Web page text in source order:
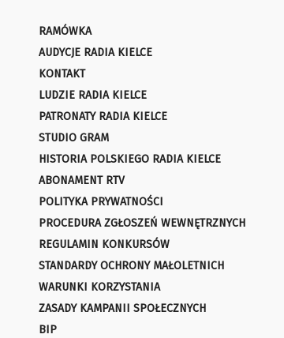
RAMÓWKA
AUDYCJE RADIA KIELCE
KONTAKT
LUDZIE RADIA KIELCE
PATRONATY RADIA KIELCE
STUDIO GRAM
HISTORIA POLSKIEGO RADIA KIELCE
ABONAMENT RTV
POLITYKA PRYWATNOŚCI
PROCEDURA ZGŁOSZEŃ WEWNĘTRZNYCH
REGULAMIN KONKURSÓW
STANDARDY OCHRONY MAŁOLETNICH
WARUNKI KORZYSTANIA
ZASADY KAMPANII SPOŁECZNYCH
BIP